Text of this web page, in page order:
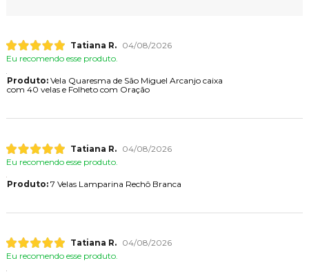
Tatiana R.
04/08/2026
Eu recomendo esse produto.
Produto:Vela Quaresma de São Miguel Arcanjo caixa
com 40 velas e Folheto com Oração
Tatiana R.
04/08/2026
Eu recomendo esse produto.
Produto:7 Velas Lamparina Rechô Branca
Tatiana R.
04/08/2026
Eu recomendo esse produto.